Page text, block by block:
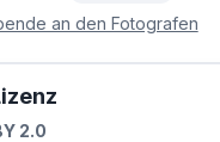
an den Fotografen
2.0